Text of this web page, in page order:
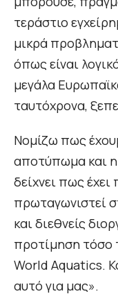
τεράστιο
μικρά
όπως είναι
μεγάλα
ταυτόχρονα,
Νομίζω πως
αποτύπωμα και
δείχνει πως
πρωταγωνιστεί
και διεθνείς
προτίμηση τόσο
World Aquatics.
αυτό για μας».